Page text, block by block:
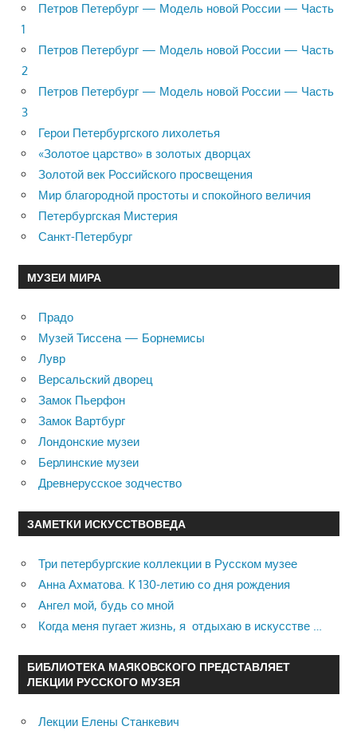
Петров Петербург — Модель новой России — Часть
1
Петров Петербург — Модель новой России — Часть
2
Петров Петербург — Модель новой России — Часть
3
Герои Петербургского лихолетья
«Золотое царство» в золотых дворцах
Золотой век Российского просвещения
Мир благородной простоты и спокойного величия
Петербургская Мистерия
Санкт-Петербург
МУЗЕИ МИРА
Прадо
Музей Тиссена — Борнемисы
Лувр
Версальский дворец
Замок Пьерфон
Замок Вартбург
Лондонские музеи
Берлинские музеи
Древнерусское зодчество
ЗАМЕТКИ ИСКУССТВОВЕДА
Три петербургские коллекции в Русском музее
Анна Ахматова. К 130-летию со дня рождения
Ангел мой, будь со мной
Когда меня пугает жизнь, я отдыхаю в искусстве …
БИБЛИОТЕКА МАЯКОВСКОГО ПРЕДСТАВЛЯЕТ
ЛЕКЦИИ РУССКОГО МУЗЕЯ
Лекции Елены Станкевич